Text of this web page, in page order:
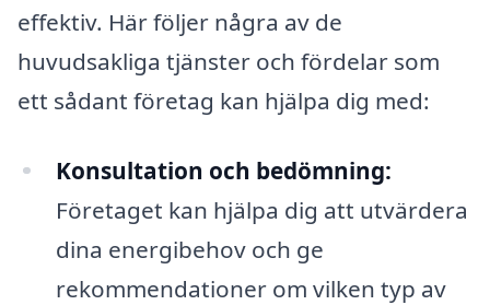
effektiv. Här följer några av de
huvudsakliga tjänster och fördelar som
ett sådant företag kan hjälpa dig med:
Konsultation och bedömning:
Företaget kan hjälpa dig att utvärdera
dina energibehov och ge
rekommendationer om vilken typ av